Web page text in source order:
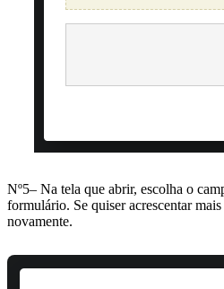
Nº5– Na tela que abrir, escolha o
formulário. Se quiser acrescentar
novamente.